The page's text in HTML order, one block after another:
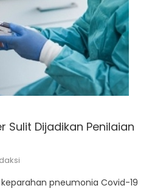
Sulit Dijadikan Penilaian
keparahan pneumonia Covid-19